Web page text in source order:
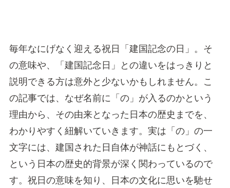
毎年なにげなく迎える祝日「建国記念の日」。そ
の意味や、「建国記念日」との違いをはっきりと
説明できる方は意外と少ないかもしれません。こ
の記事では、なぜ名前に「の」が入るのかという
理由から、その由来となった日本の歴史までを、
わかりやすく紐解いていきます。実は「の」の一
文字には、建国された日自体が神話にもとづく、
という日本の歴史的背景が深く関わっているので
す。祝日の意味を知り、日本の文化に思いを馳せ